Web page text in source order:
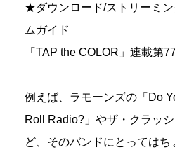
★ダウンロード/ストリーミ
ムガイド
「TAP the COLOR」連載第
例えば、ラモーンズの「Do
Roll Radio?」やザ・クラッ
ど、そのバンドにとっては